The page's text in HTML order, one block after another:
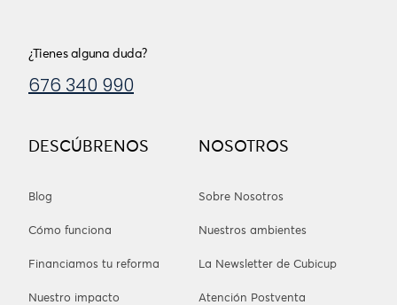
DESCÚBRENOS
Blog
Cómo funciona
Financiamos tu reforma
Nuestro impacto
NOSOTROS
Sobre Nosotros
Nuestros ambientes
La Newsletter de Cubicup
Atención Postventa
¿Tienes alguna duda?
676 340 990